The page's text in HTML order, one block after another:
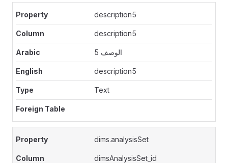
description5
description5
الوصف 5
description5
Text
dims.analysisSet
dimsAnalysisSet_id